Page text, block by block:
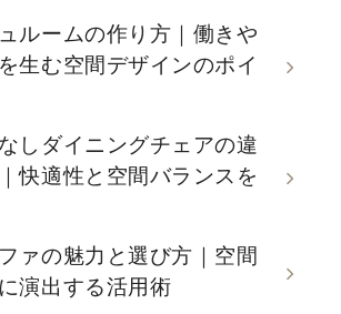
ルームの作り方｜働きや
生む空間デザインのポイ
しダイニングチェアの違
快適性と空間バランスを
ァの魅力と選び方｜空間
演出する活用術